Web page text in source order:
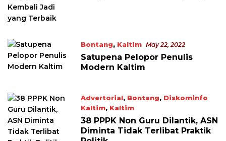
Bontang, Kaltim May 22, 2022
Satupena Pelopor Penulis
Modern Kaltim
Advertorial, Bontang, Diskominfo
Kaltim, Kaltim
February 22, 2022
38 PPPK Non Guru Dilantik, ASN
Diminta Tidak Terlibat Praktik